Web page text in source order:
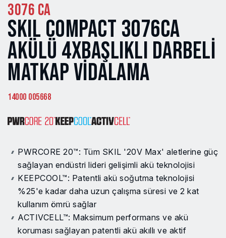
3076 CA
SKIL COMPACT 3076CA
AKÜLÜ 4XBAŞLIKLI DARBELİ
MATKAP VİDALAMA
14000 005668
PWRCORE 20™: Tüm SKIL '20V Max' aletlerine güç
sağlayan endüstri lideri gelişimli akü teknolojisi
KEEPCOOL™: Patentli akü soğutma teknolojisi
%25'e kadar daha uzun çalışma süresi ve 2 kat
kullanım ömrü sağlar
ACTIVCELL™: Maksimum performans ve akü
koruması sağlayan patentli akü akıllı ve aktif